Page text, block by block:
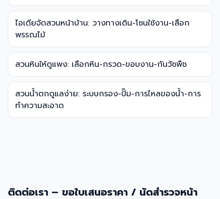
ไอเดียจัดสวนหน้าบ้าน: วางทางเดิน-โซนใช้งาน-เลือก
พรรณไม้
สวนหินให้ดูแพง: เลือกหิน-กรวด-ขอบงาน-กันวัชพืช
สวนน้ำตกดูแลง่าย: ระบบกรอง-ปั๊ม-การไหลของน้ำ-การ
ทำความสะอาด
ติดต่อเรา – ขอใบเสนอราคา / นัดสำรวจหน้า